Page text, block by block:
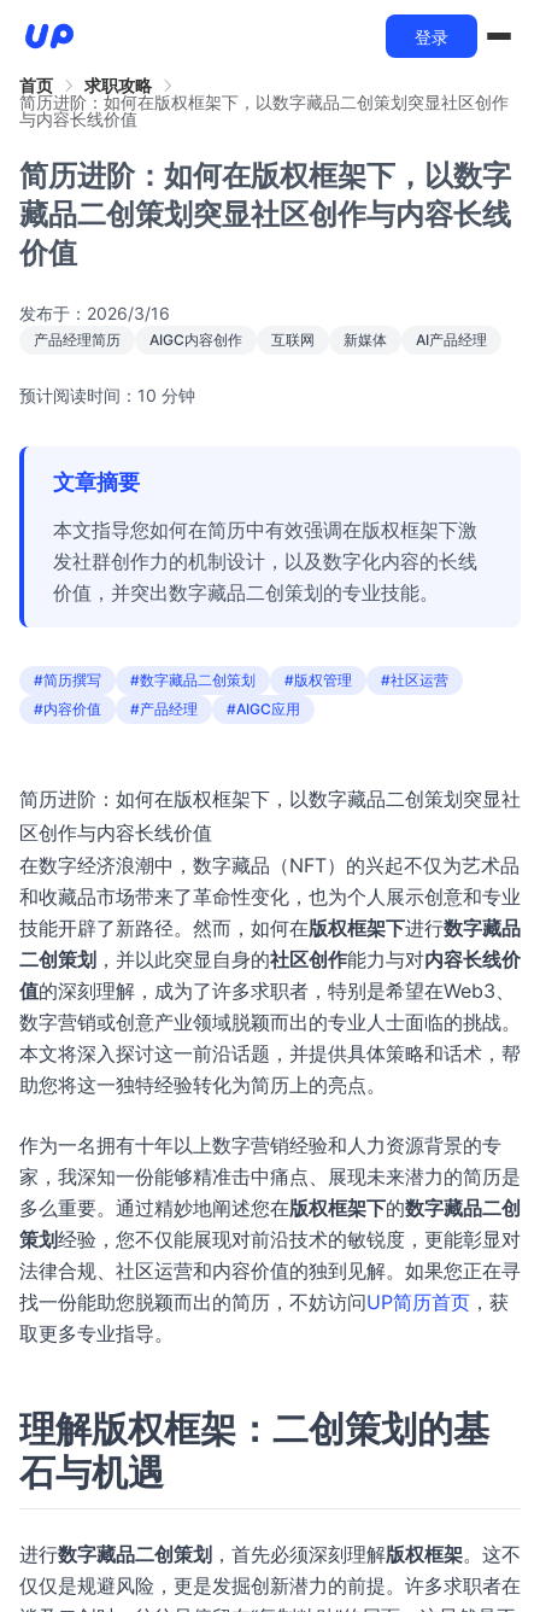
登录
首页
求职攻略
简历进阶：如何在版权框架下，以数字藏品二创策划突显社区创作
与内容长线价值
简历进阶：如何在版权框架下，以数字
藏品二创策划突显社区创作与内容长线
价值
发布于： 2026/3/16
产品经理简历 AIGC内容创作 互联网 新媒体 AI产品经理
预计阅读时间：10 分钟
文章摘要
本文指导您如何在简历中有效强调在版权框架下激
发社群创作力的机制设计，以及数字化内容的长线
价值，并突出数字藏品二创策划的专业技能。
#简历撰写 #数字藏品二创策划 #版权管理
#社区运营
#内容价值
#产品经理 #AIGC应用
简历进阶：如何在版权框架下，以数字藏品二创策划突显社
区创作与内容长线价值
在数字经济浪潮中，数字藏品（NFT）的兴起不仅为艺术品
和收藏品市场带来了革命性变化，也为个人展示创意和专业
技能开辟了新路径。然而，如何在版权框架下进行数字藏品
二创策划 ，并以此突显自身的社区创作能力与对内容长线价
值的深刻理解，成为了许多求职者，特别是希望在Web3、
数字营销或创意产业领域脱颖而出的专业人士面临的挑战。
本文将深入探讨这一前沿话题，并提供具体策略和话术，帮
助您将这一独特经验转化为简历上的亮点。
作为一名拥有十年以上数字营销经验和人力资源背景的专
家，我深知一份能够精准击中痛点、展现未来潜力的简历是
多么重要。通过精妙地阐述您在版权框架下的数字藏品二创
策划经验，您不仅能展现对前沿技术的敏锐度，更能彰显对
法律合规、社区运营和内容价值的独到见解。如果您正在寻
找一份能助您脱颖而出的简历，不妨访问UP简历首页 ，获
取更多专业指导。
理解版权框架：二创策划的基
石与机遇
进行数字藏品二创策划 ，首先必须深刻理解版权框架。这不
仅仅是规避风险，更是发掘创新潜力的前提。许多求职者在